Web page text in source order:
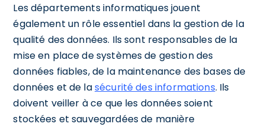
Les départements informatiques jouent
également un rôle essentiel dans la gestion de la
qualité des données. Ils sont responsables de la
mise en place de systèmes de gestion des
données fiables, de la maintenance des bases de
données et de lasécurité des informations. Ils
doivent veiller à ce que les données soient
stockées et sauvegardées de manière